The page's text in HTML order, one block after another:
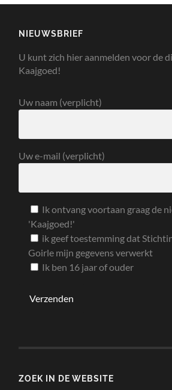
NIEUWSBRIEF
U kunt zich hier aanmelden voor de
Kaajgoed!
Uw naam (verplicht)
Uw e-mail (verplicht)
Ik ontvang voortaan graag de
'Kaajgoed!'
ik geef toestemming dat
Goirle mijn gegevens verwerkt
Ik ben 16 jaar of ouder
ZOEK IN DE WEBSITE